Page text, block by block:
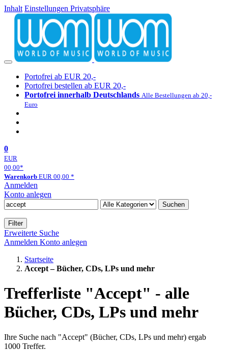
Inhalt Einstellungen Privatsphäre
Portofrei ab EUR 20,-
Portofrei bestellen ab EUR 20,-
Portofrei innerhalb Deutschlands Alle Bestellungen ab 20,-
Euro
0
EUR
00,00*
Warenkorb EUR 00,00 *
Anmelden
Konto anlegen
Suchen
Filter
Erweiterte Suche
Anmelden Konto anlegen
Startseite
Accept – Bücher, CDs, LPs und mehr
Trefferliste "Accept" - alle
Bücher, CDs, LPs und mehr
Ihre Suche nach "Accept" (Bücher, CDs, LPs und mehr) ergab
1000 Treffer.